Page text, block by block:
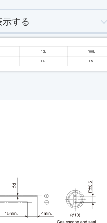
する
10k 100k
1.40 1.50